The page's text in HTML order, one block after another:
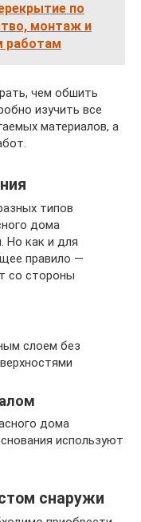
по
монтаж и
работам
чем обшить
изучить все
материалов, а
типов
дома
Но как и для
правило —
со стороны
слоем без
дома
используют
снаружи